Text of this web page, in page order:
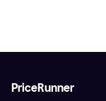
PriceRunner